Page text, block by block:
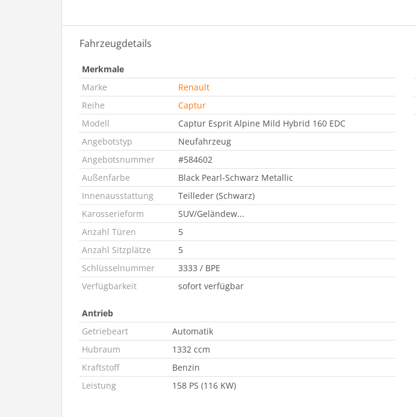
Fahrzeugdetails
Merkmale
Marke
Renault
Reihe
Captur
Modell
Captur Esprit Alpine Mild Hybrid 160 EDC
Angebotstyp
Neufahrzeug
Angebotsnummer
#584602
Außenfarbe
Black Pearl-Schwarz Metallic
Innenausstattung
Teilleder (Schwarz)
Karosserieform
SUV/Geländew...
Anzahl Türen
5
Anzahl Sitzplätze
5
Schlüsselnummer
3333 / BPE
Verfügbarkeit
sofort verfügbar
Antrieb
Getriebeart
Automatik
Hubraum
1332 ccm
Kraftstoff
Benzin
Leistung
158 PS (116 KW)